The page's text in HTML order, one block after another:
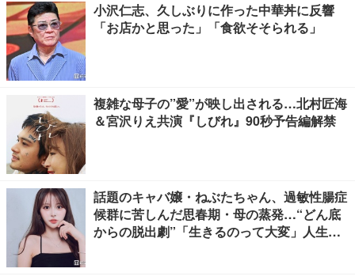
小沢仁志、久しぶりに作った中華丼に反響
「お店かと思った」「食欲そそられる」
複雑な母子の”愛”が映し出される…北村匠海
＆宮沢りえ共演『しびれ』90秒予告編解禁
話題のキャバ嬢・ねぶたちゃん、過敏性腸症
候群に苦しんだ思春期・母の蒸発…“どん底
からの脱出劇”「生きるのって大変」人生変